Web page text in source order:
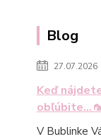
Blog
27.07.2026
Keď
V Bublinke